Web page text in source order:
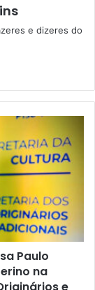
e dizeres do
Paulo
na
e